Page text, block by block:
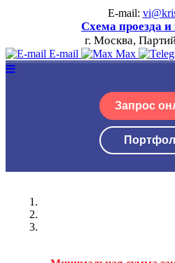
E-mail:
Схема проезда
г. Москва,
E-mail Max
Запрос